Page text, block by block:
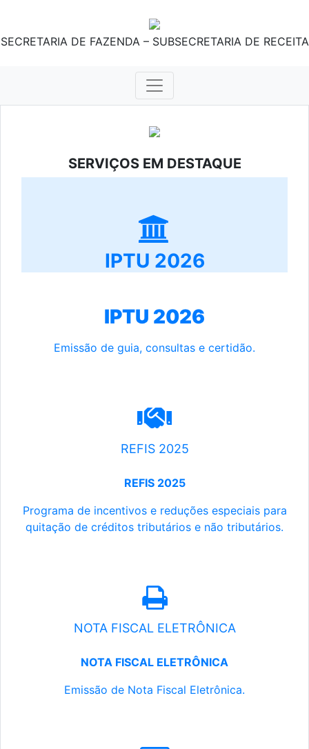
SECRETARIA DE FAZENDA – SUBSECRETARIA DE RECEITA
SERVIÇOS EM DESTAQUE
IPTU 2026
IPTU 2026
Emissão de guia, consultas e certidão.
REFIS 2025
REFIS 2025
Programa de incentivos e reduções especiais para
quitação de créditos tributários e não tributários.
NOTA FISCAL ELETRÔNICA
NOTA FISCAL ELETRÔNICA
Emissão de Nota Fiscal Eletrônica.